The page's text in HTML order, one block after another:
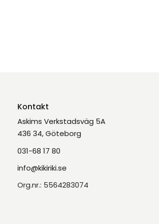
Kontakt
Askims Verkstadsväg 5A
436 34, Göteborg
031-68 17 80
info@kikiriki.se
Org.nr.: 5564283074